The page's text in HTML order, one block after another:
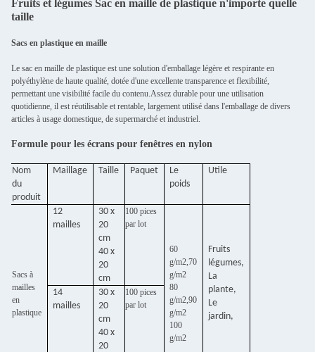
Fruits et légumes Sac en maille de plastique n'importe quelle
taille
Sacs en plastique en maille
Le sac en maille de plastique est une solution d'emballage légère et respirante en
polyéthylène de haute qualité, dotée d'une excellente transparence et flexibilité,
permettant une visibilité facile du contenu.Assez durable pour une utilisation
quotidienne, il est réutilisable et rentable, largement utilisé dans l'emballage de divers
articles à usage domestique, de supermarché et industriel.
Formule pour les écrans pour fenêtres en nylon
Nom
du
produit
Maillage Taille Paquet
Le
poids
Utile
Sacs à
mailles
en
plastique
12
mailles
30 x
20
cm
40 x
20
cm
100 pices
par lot
60
g/m2,70
g/m2
80
g/m2,90
g/m2
100
g/m2
Fruits
légumes,
La
plante,
Le
jardin,
14
mailles
30 x
20
cm
40 x
20
100 pices
par lot